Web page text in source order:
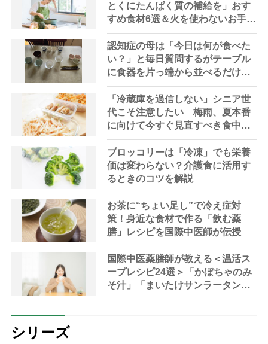
とくにたんぱく質の補給を」おす
すめ食材6選＆火を使わないお手軽
レシピ3選【管理栄養士提案】
認知症の母は「今日は何が食べた
い？」と毎日質問するがテーブル
に食器を片っ端から並べるだけ―
困った息子の対処法とものがない
現在の台所の意味
「冷蔵庫を過信しない」シニア世
代こそ注意したい 梅雨、夏本番
に向けて今すぐ見直すべき食中毒
対策を家事アドバイザーが指南
ブロッコリーは「冷凍」でも栄養
価は変わらない？介護食に活用す
るときのコツを解説
お茶に“ちょい足し”で冷え症対
策！身近な食材で作る「飲む薬
膳」レシピを国際中医師が伝授
国際中医薬膳師が教える＜温活ス
ープレシピ24選＞「かぼちゃのみ
そ汁」「まいたけサンラータン」
シリーズ